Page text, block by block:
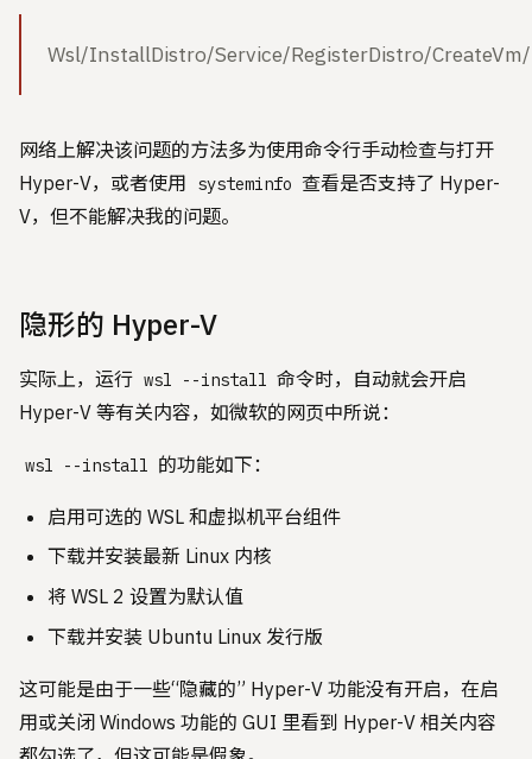
Wsl/InstallDistro/Service/RegisterDistro/CreateVm/
网络上解决该问题的方法多为使用命令行手动检查与打开
Hyper-V，或者使用
systeminfo 查看是否支持了 Hyper-
V，但不能解决我的问题。
隐形的 Hyper-V
实际上，运行 wsl --install 命令时，自动就会开启
Hyper-V 等有关内容，如微软的网页中所说：
wsl --install 的功能如下：
启用可选的 WSL 和虚拟机平台组件
下载并安装最新 Linux 内核
将 WSL 2 设置为默认值
下载并安装 Ubuntu Linux 发行版
这可能是由于一些“隐藏的” Hyper-V 功能没有开启，在启
用或关闭 Windows 功能的 GUI 里看到 Hyper-V 相关内容